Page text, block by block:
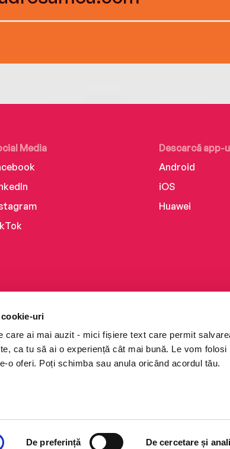
uri
care ai mai auzit - mici fișiere text care permit
ca tu să ai o experiență cât mai bună. Le vom
o oferi. Poți schimba sau anula oricând acordul tău.
De preferință De cercetare și
Media
Descarcă app-
Android
iOS
Huawei
drepturile rezervate.